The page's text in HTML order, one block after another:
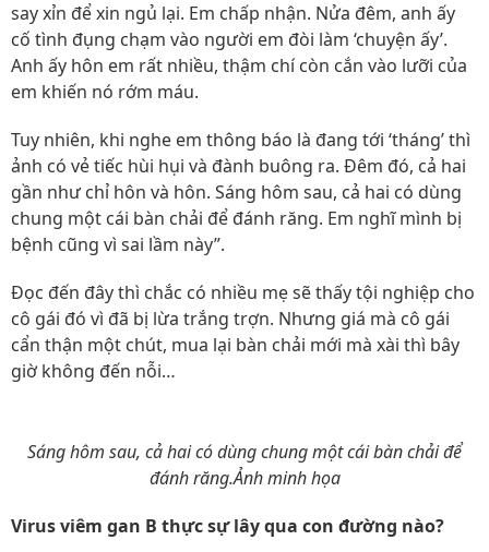
say xỉn để xin ngủ lại. Em chấp nhận. Nửa đêm, anh ấy
cố tình đụng chạm vào người em đòi làm ‘chuyện ấy’.
Anh ấy hôn em rất nhiều, thậm chí còn cắn vào lưỡi của
em khiến nó rớm máu.
Tuy nhiên, khi nghe em thông báo là đang tới ‘tháng’ thì
ảnh có vẻ tiếc hùi hụi và đành buông ra. Đêm đó, cả hai
gần như chỉ hôn và hôn. Sáng hôm sau, cả hai có dùng
chung một cái bàn chải để đánh răng. Em nghĩ mình bị
bệnh cũng vì sai lầm này”.
Đọc đến đây thì chắc có nhiều mẹ sẽ thấy tội nghiệp cho
cô gái đó vì đã bị lừa trắng trợn. Nhưng giá mà cô gái
cẩn thận một chút, mua lại bàn chải mới mà xài thì bây
giờ không đến nỗi…
Sáng hôm sau, cả hai có dùng chung một cái bàn chải để
đánh răng.Ảnh minh họa
Virus viêm gan B thực sự lây qua con đường nào?